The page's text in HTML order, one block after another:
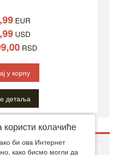
EUR
USD
RSD
у корпу
детаља
колачиће
би ова Интернет
како бисмо могли да